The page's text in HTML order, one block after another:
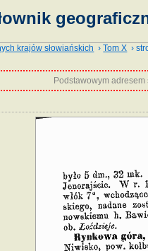
krajów słowiańskich ›Tom X ›
Podstawowym adresem